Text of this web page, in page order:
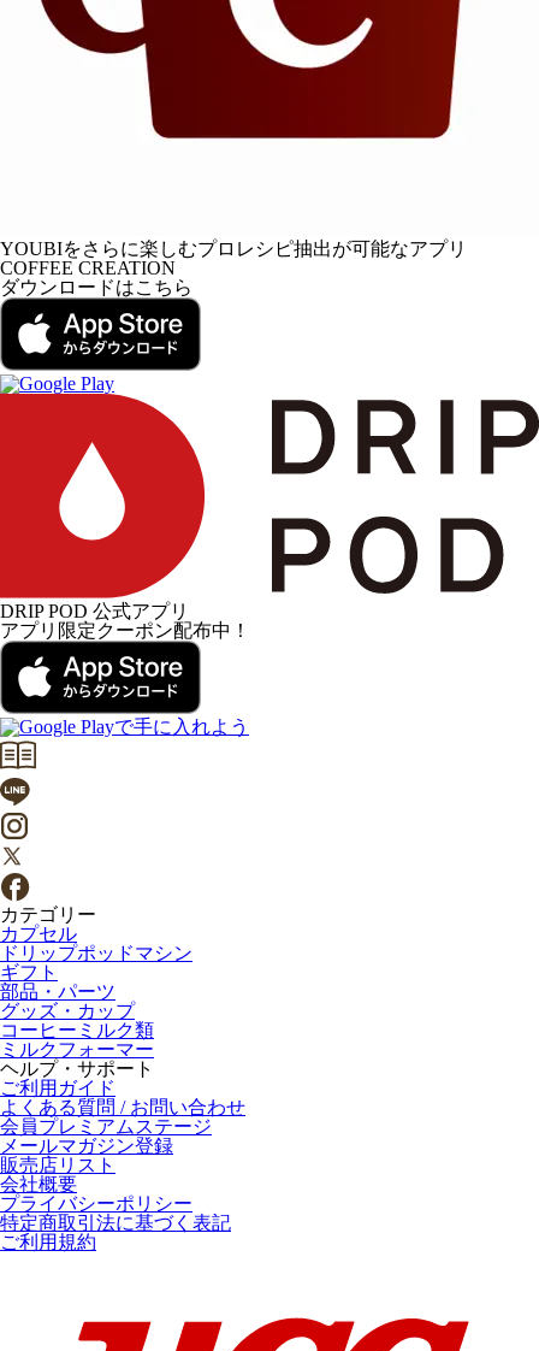
YOUBIをさらに楽しむプロレシピ抽出が可能なアプリ
COFFEE CREATION
ダウンロードはこちら
DRIP POD 公式アプリ
アプリ限定クーポン配布中！
カテゴリー
カプセル
ドリップポッドマシン
ギフト
部品・パーツ
グッズ・カップ
コーヒーミルク類
ミルクフォーマー
ヘルプ・サポート
ご利用ガイド
よくある質問 / お問い合わせ
会員プレミアムステージ
メールマガジン登録
販売店リスト
会社概要
プライバシーポリシー
特定商取引法に基づく表記
ご利用規約